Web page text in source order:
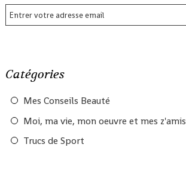
Catégories
Mes Conseils Beauté
Moi, ma vie, mon oeuvre et mes z'amis
Trucs de Sport